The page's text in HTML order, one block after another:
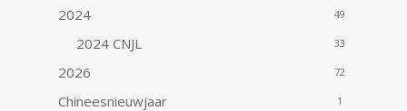
2024 49
2024 CNJL 33
2026 72
Chineesnieuwjaar 1